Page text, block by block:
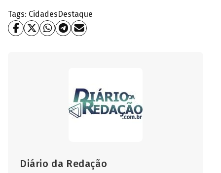
Tags: CidadesDestaque
Diário da Redação